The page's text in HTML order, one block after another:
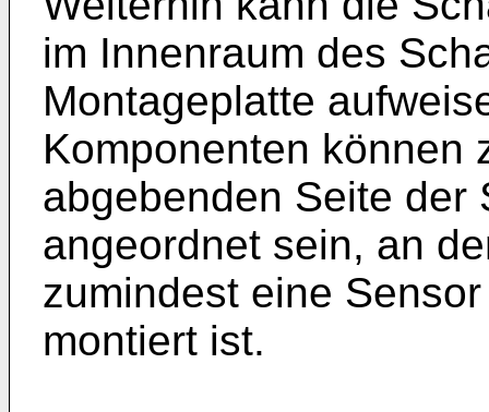
im Innenraum des
Montageplatte
Komponenten können
abgebenden Seite der
angeordnet sein, an
zumindest eine
montiert ist.